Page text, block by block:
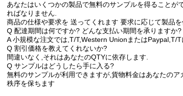
あなたはいくつかの製品で無料のサンプルを得ること
ればなりません.
商品の仕様や要求を 送ってくれます 要求に応じて製品
Q 配達期間は何ですか? どんな支払い期間を承りますか?
A 小規模な注文では,T/T,Western UnionまたはPaypal,T/
Q 割引価格を教えてくれないか?
間違いなく,それはあなたのQTYに依存します.
Q サンプルはどうしたら手に入る?
無料のサンプルが利用できますが,貨物料金はあなたの
秩序を保ちます